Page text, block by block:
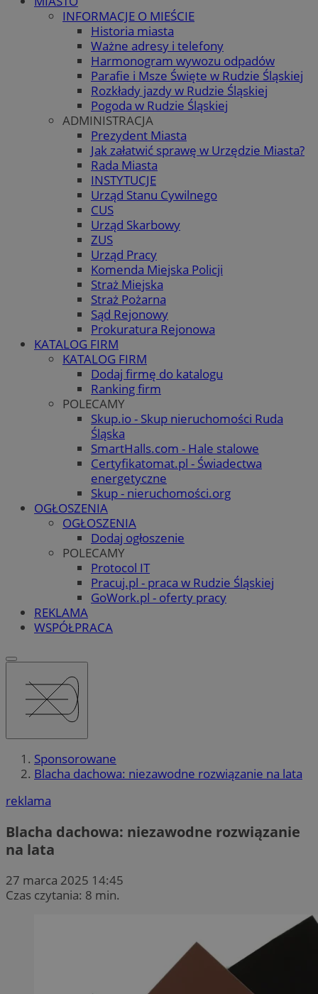
INFORMACJE O MIEŚCIE
Historia miasta
Ważne adresy i telefony
Harmonogram wywozu odpadów
Parafie i Msze Święte w Rudzie Śląskiej
Rozkłady jazdy w Rudzie Śląskiej
Pogoda w Rudzie Śląskiej
ADMINISTRACJA
Prezydent Miasta
Jak załatwić sprawę w Urzędzie Miasta?
Rada Miasta
INSTYTUCJE
Urząd Stanu Cywilnego
CUS
Urząd Skarbowy
ZUS
Urząd Pracy
Komenda Miejska Policji
Straż Miejska
Straż Pożarna
Sąd Rejonowy
Prokuratura Rejonowa
KATALOG FIRM
KATALOG FIRM
Dodaj firmę do katalogu
Ranking firm
POLECAMY
Skup.io - Skup nieruchomości Ruda
Śląska
SmartHalls.com - Hale stalowe
Certyfikatomat.pl - Świadectwa
energetyczne
Skup - nieruchomości.org
OGŁOSZENIA
OGŁOSZENIA
Dodaj ogłoszenie
POLECAMY
Protocol IT
Pracuj.pl - praca w Rudzie Śląskiej
GoWork.pl - oferty pracy
REKLAMA
WSPÓŁPRACA
Sponsorowane
Blacha dachowa: niezawodne rozwiązanie na lata
reklama
Blacha dachowa: niezawodne rozwiązanie
na lata
27 marca 2025 14:45
Czas czytania: 8 min.